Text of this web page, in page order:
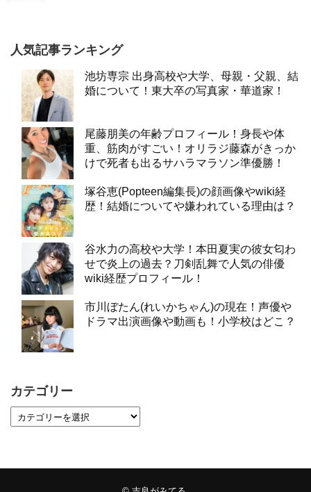
人気記事ランキング
池坊専宗 出身高校や大学、母親・父親、結
婚について！東大卒の写真家・華道家！
尾藤朋美の年齢プロフィール！身長や体
重、筋肉がすごい！オリラジ藤森がきっか
けで死者も出るサハラマラソン準優勝！
塚谷恵(Popteen編集長)の顔画像やwiki経
歴！結婚についてや嫌われている理由は？
谷水力の高校や大学！本田夏実の彼女匂わ
せで炎上の過去？刀剣乱舞で人気の俳優
wiki経歴プロフィール！
市川ぼたん(れいかちゃん)の現在！声優や
ドラマ出演画像や動画も！小学校はどこ？
カテゴリー